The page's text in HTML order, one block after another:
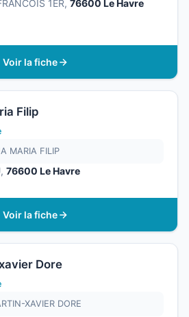
1ER, 76600 Le Havre
Voir la fiche
Filip
MARIA FILIP
76600 Le Havre
Voir la fiche
Dore
XAVIER DORE